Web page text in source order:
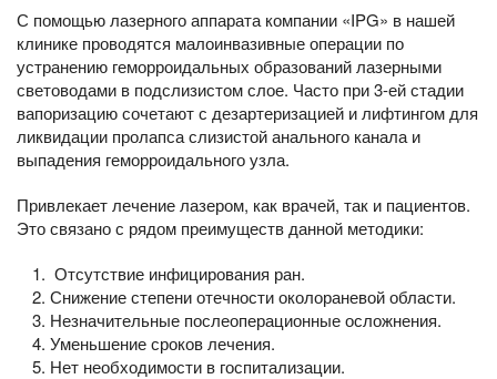
С помощью лазерного аппарата компании «IPG» в нашей
клинике проводятся малоинвазивные операции по
устранению геморроидальных образований лазерными
световодами в подслизистом слое. Часто при 3-ей стадии
вапоризацию сочетают с дезартеризацией и лифтингом для
ликвидации пролапса слизистой анального канала и
выпадения геморроидального узла.
Привлекает лечение лазером, как врачей, так и пациентов.
Это связано с рядом преимуществ данной методики:
Отсутствие инфицирования ран.
Снижение степени отечности околораневой области.
Незначительные послеоперационные осложнения.
Уменьшение сроков лечения.
Нет необходимости в госпитализации.